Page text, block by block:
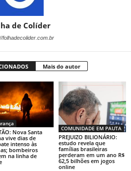
de Colíder
folhadecolider.com.br
Mais do autor
Nova Santa
vive dias de
intenso às
bombeiros
na linha de
COMUNIDADE EM PAUTA
PREJUIZO BILIONÁRIO:
estudo revela que
famílias brasileiras
perderam em um ano R$
62,5 bilhões em jogos
online